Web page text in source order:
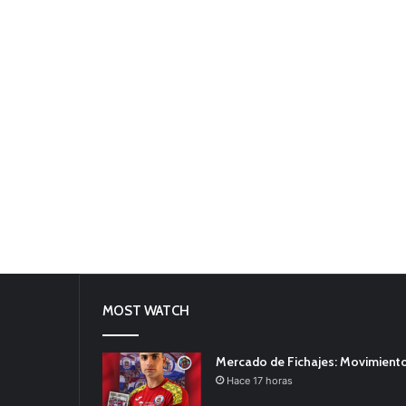
MOST WATCH
Mercado de Fichajes:
Hace 17 horas